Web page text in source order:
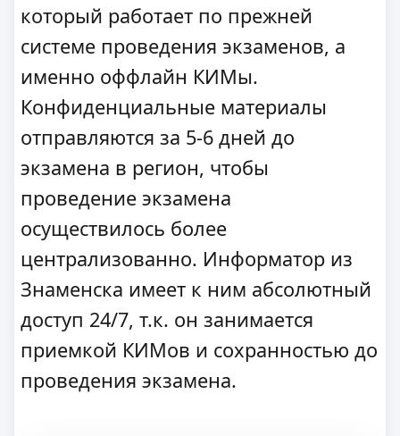
который работает по прежней
системе проведения экзаменов, а
именно оффлайн КИМы.
Конфиденциальные материалы
отправляются за 5-6 дней до
экзамена в регион, чтобы
проведение экзамена
осуществилось более
централизованно. Информатор из
Знаменска имеет к ним абсолютный
доступ 24/7, т.к. он занимается
приемкой КИМов и сохранностью до
проведения экзамена.